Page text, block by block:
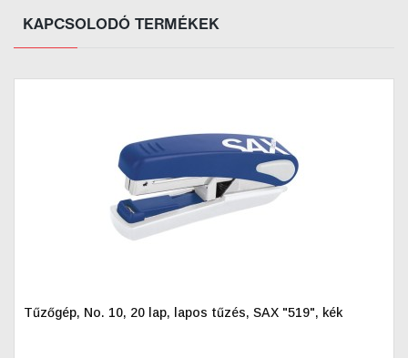
KAPCSOLODÓ TERMÉKEK
Tűzőgép, No. 10, 20 lap, lapos tűzés, SAX "519", kék